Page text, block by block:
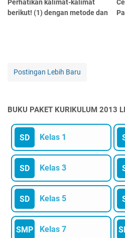
Perhatikan kalimat-kalimat
berikut! (1) dengan metode dan
Postingan Lebih Baru
BUKU PAKET KURIKULUM 2013
SD Kelas 1
SD Kelas 3
SD Kelas 5
SMP Kelas 7